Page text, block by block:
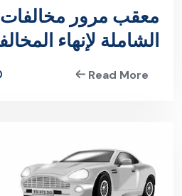
معقب مرور
الشاملة لإنهاء
المرورية
Read More